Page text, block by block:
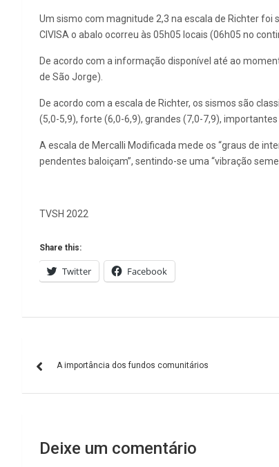
Um sismo com magnitude 2,3 na escala de Richter
CIVISA o abalo ocorreu às 05h05 locais (06h05 no
De acordo com a informação disponível até ao
de São Jorge).
De acordo com a escala de Richter, os sismos são
(5,0-5,9), forte (6,0-6,9), grandes (7,0-7,9),
A escala de Mercalli Modificada mede os “graus de
pendentes baloiçam”, sentindo-se uma “vibração
TVSH 2022
Share this:
Twitter Facebook
de
A importância dos fundos comunitários
Deixe um comentário